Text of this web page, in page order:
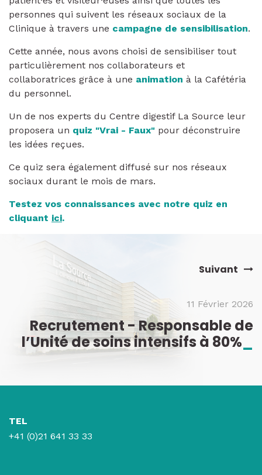
personnes qui suivent les réseaux sociaux de la
Clinique à travers une campagne de sensibilisation.
Cette année, nous avons choisi de sensibiliser tout
particulièrement nos collaborateurs et
collaboratrices grâce à une animation à la Cafétéria
du personnel.
Un de nos experts du Centre digestif La Source leur
proposera un quiz "Vrai - Faux" pour déconstruire
les idées reçues.
Ce quiz sera également diffusé sur nos réseaux
sociaux durant le mois de mars.
Testez vos connaissances avec notre quiz en
cliquant ici.
Suivant
11 Février 2026
Recrutement - Responsable de
l’Unité de soins intensifs à 80%
TEL
+41 (0)21 641 33 33